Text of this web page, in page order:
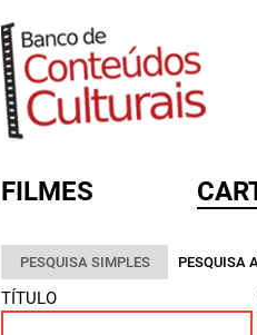
FILMES
PESQUISA SIMPLES PESQUISA
TÍTULOFORMULÁRIO DE